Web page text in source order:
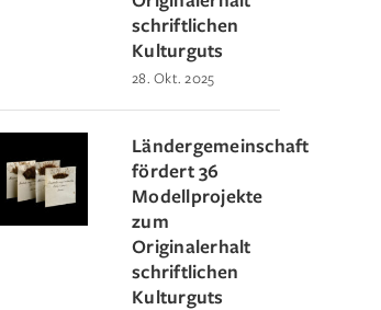
schriftlichen
Kulturguts
28. Okt. 2025
Ländergemeinschaft
fördert 36
Modellprojekte
zum
Originalerhalt
schriftlichen
Kulturguts